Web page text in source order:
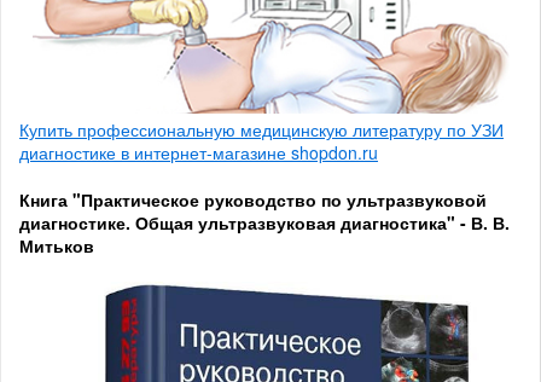
Купить профессиональную медицинскую литературу по УЗИ
диагностике в интернет-магазине shopdon.ru
Книга "Практическое руководство по ультразвуковой
диагностике. Общая ультразвуковая диагностика" - В. В.
Митьков